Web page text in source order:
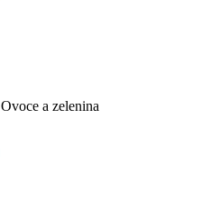
Ovoce a zelenina